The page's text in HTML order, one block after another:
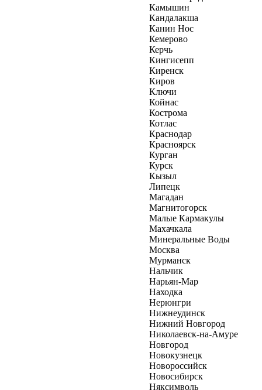
Камышин
Кандалакша
Канин Нос
Кемерово
Керчь
Кингисепп
Киренск
Киров
Ключи
Койнас
Кострома
Котлас
Краснодар
Красноярск
Курган
Курск
Кызыл
Липецк
Магадан
Магнитогорск
Малые Кармакулы
Махачкала
Минеральные Воды
Москва
Мурманск
Нальчик
Нарьян-Мар
Находка
Нерюнгри
Нижнеудинск
Нижний Новгород
Николаевск-на-Амуре
Новгород
Новокузнецк
Новороссийск
Новосибирск
Няксимволь